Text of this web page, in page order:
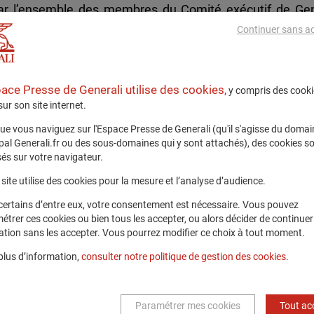
l’ensemble des membres du Comité exécutif de
le programme de rencontres et d’animations
le quotidien de personnes en situation de
engagés, …
dédiée à la DEI, Generali souhaite permettre à
s’approprier les bonnes pratiques en vue de
et managers de se poser collectivement les
de participer à des actions de sensibilisation
généraux et salariés d’agence, Generali bénéficie
engagés auprès de sa Fondation THSN. Les
découvrir les missions de la Fondation et les
réalisent
ont été sensibilisés au sexisme dit ordinaire.
Presse de Generali utilise des cookies,y compris des
son site internet.
vous naviguez sur l'Espace Presse de Generali (qu'il s'agisse du
Generali.fr ou des sous-domaines qui y sont attachés), des cookies
sur votre navigateur.
utilise des cookies pour la mesure et l’analyse d’audience.
d’entre eux, votre consentement est nécessaire. Vous pouvez
ces cookies ou bien tous les accepter, ou alors décider de
sans les accepter. Vous pourrez modifier ce choix à tout moment.
d’information, consulter notre politique de gestion des cookies.
Tout
Continuer sans
Paramétrer mes cookies